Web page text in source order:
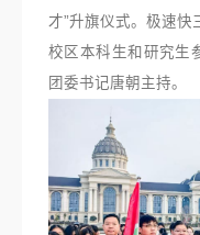
才”升旗仪式。极速
校区本科生和研究生
团委书记唐朝主持。